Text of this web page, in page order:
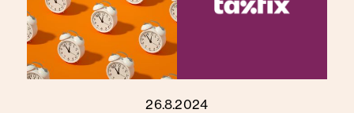
26.8.2024